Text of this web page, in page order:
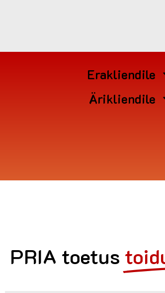
Erakliendile
Ärikliendile
PRIA toetus